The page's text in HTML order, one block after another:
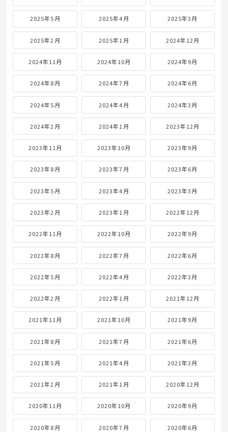
2025年5月 2025年4月 2025年3月
2025年2月 2025年1月 2024年12月
2024年11月 2024年10月 2024年9月
2024年8月 2024年7月 2024年6月
2024年5月 2024年4月 2024年3月
2024年2月 2024年1月 2023年12月
2023年11月 2023年10月 2023年9月
2023年8月 2023年7月 2023年6月
2023年5月 2023年4月 2023年3月
2023年2月 2023年1月 2022年12月
2022年11月 2022年10月 2022年9月
2022年8月 2022年7月 2022年6月
2022年5月 2022年4月 2022年3月
2022年2月 2022年1月 2021年12月
2021年11月 2021年10月 2021年9月
2021年8月 2021年7月 2021年6月
2021年5月 2021年4月 2021年3月
2021年2月 2021年1月 2020年12月
2020年11月 2020年10月 2020年9月
2020年8月 2020年7月 2020年6月